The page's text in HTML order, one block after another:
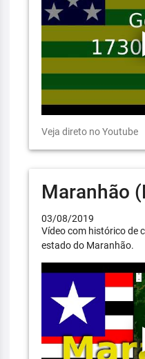
Veja direto no Youtube
Maranhão
03/08/2019
Vídeo com histórico de
estado do Maranhão.